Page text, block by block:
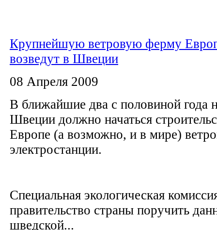
Крупнейшую ветровую ферму
возведут в Швеции
08 Апреля 2009
В ближайшие два с половиной года
Швеции должно начаться
Европе (а возможно, и в мире)
электростанции.
Специальная экологическая
правительство страны поручить
шведской...